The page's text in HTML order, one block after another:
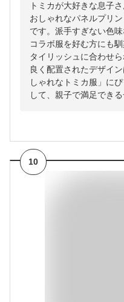
トミカが大好きな息子
おしゃれなパネルプリ
です。派手すぎない色
コラボ服を好む方にも
タイリッシュに合わせ
良く配置されたデザイ
しゃれなトミカ服」に
して、親子で満足できる
10